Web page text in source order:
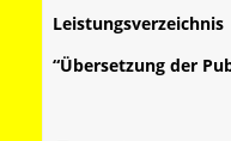
Leistungsverzeichnis
“Übersetzung der